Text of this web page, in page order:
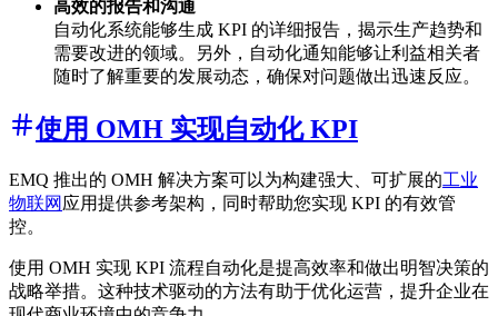
高效的报告和沟通
自动化系统能够生成 KPI 的详细报告，揭示生产趋势和
需要改进的领域。另外，自动化通知能够让利益相关者
随时了解重要的发展动态，确保对问题做出迅速反应。
使用 OMH 实现自动化 KPI
EMQ 推出的 OMH 解决方案可以为构建强大、可扩展的工业
物联网 应用提供参考架构，同时帮助您实现 KPI 的有效管
控。
使用 OMH 实现 KPI 流程自动化是提高效率和做出明智决策的
战略举措。这种技术驱动的方法有助于优化运营，提升企业在